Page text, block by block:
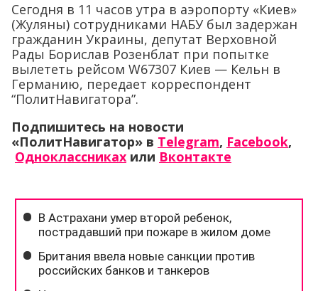
Сегодня в 11 часов утра в аэропорту «Киев»
(Жуляны) сотрудниками НАБУ был задержан
гражданин Украины, депутат Верховной
Рады Борислав Розенблат при попытке
вылететь рейсом W67307 Киев — Кельн в
Германию, передает корреспондент
“ПолитНавигатора”.
Подпишитесь на новости
«ПолитНавигатор» в Telegram, Facebook,
Одноклассниках или Вконтакте